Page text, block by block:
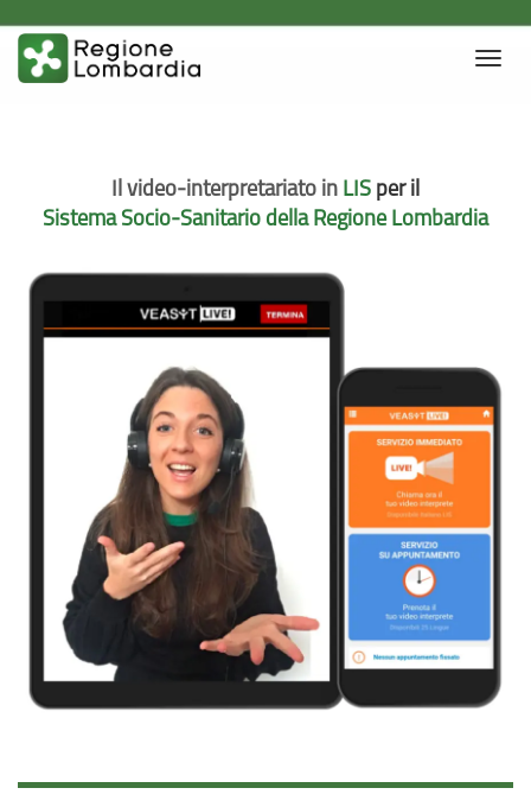
Il video-interpretariato in LIS per il
Sistema Socio-Sanitario della Regione Lombardia